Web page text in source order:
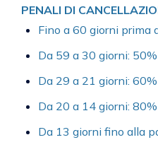
PENALI DI
Fino a 60 giorni prima
Da 59 a 30 giorni: 50%
Da 29 a 21 giorni: 60%
Da 20 a 14 giorni: 80%
Da 13 giorni fino alla